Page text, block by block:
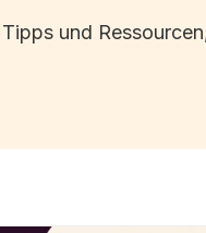
und